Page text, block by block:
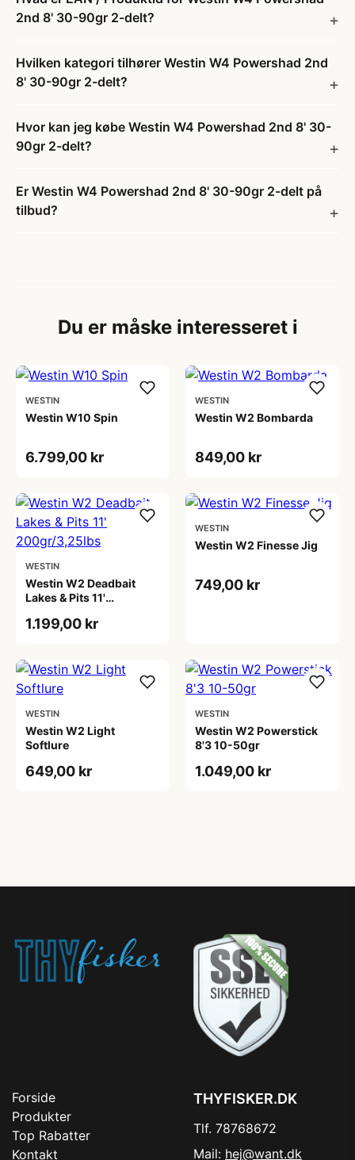
2nd 8' 30-90gr 2-delt?
Hvilken kategori tilhører Westin W4 Powershad 2nd
8' 30-90gr 2-delt?
Hvor kan jeg købe Westin W4 Powershad 2nd 8' 30-
90gr 2-delt?
Er Westin W4 Powershad 2nd 8' 30-90gr 2-delt på
tilbud?
Du er måske interesseret i
WESTIN
Westin W10 Spin
6.799,00 kr
WESTIN
Westin W2 Bombarda
849,00 kr
WESTIN
Westin W2 Deadbait
Lakes & Pits 11'
1.199,00 kr
WESTIN
Westin W2 Finesse Jig
749,00 kr
WESTIN
Westin W2 Light
Softlure
649,00 kr
WESTIN
Westin W2 Powerstick
8'3 10-50gr
1.049,00 kr
Forside
Produkter
Top Rabatter
Kontakt
THYFISKER.DK
Tlf. 78768672
Mail: hej@want.dk